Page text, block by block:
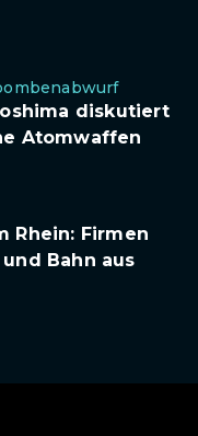
diskutiert
Atomwaffen
Rhein: Firmen
Bahn aus